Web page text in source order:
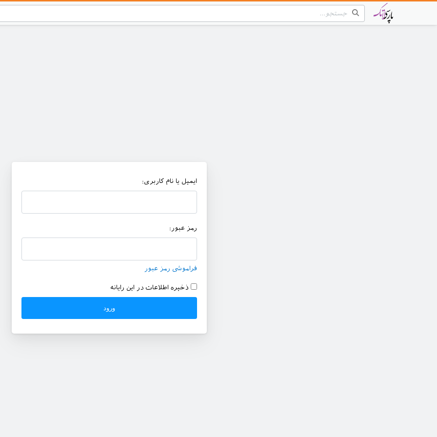
ایمیل یا نام کاربری:
رمز عبور:
فراموشی رمز عبور
ذخیره اطلاعات در این رایانه